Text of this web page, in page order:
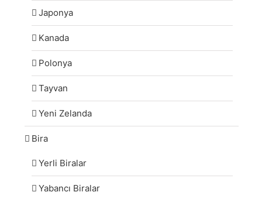
Japonya
Kanada
Polonya
Tayvan
Yeni Zelanda
Bira
Yerli Biralar
Yabancı Biralar